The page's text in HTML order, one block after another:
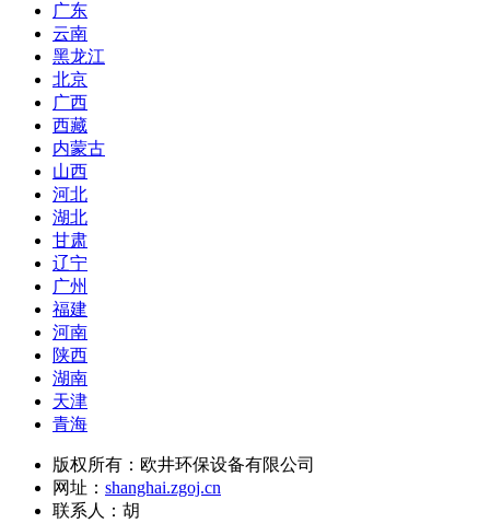
广东
云南
黑龙江
北京
广西
西藏
内蒙古
山西
河北
湖北
甘肃
辽宁
广州
福建
河南
陕西
湖南
天津
青海
版权所有：欧井环保设备有限公司
网址： shanghai.zgoj.cn
联系人：胡